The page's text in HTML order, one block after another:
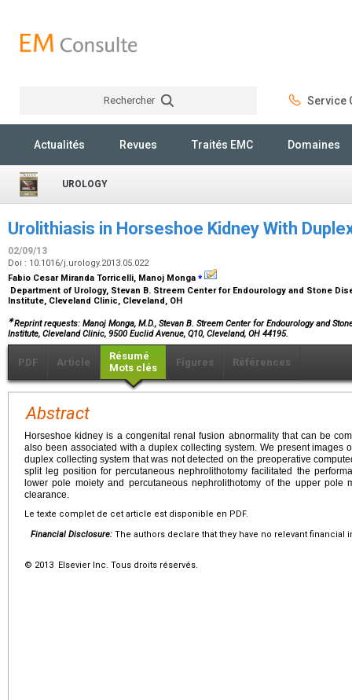
Rechercher Service
Actualités Revues Traités EMC Domaines
UROLOGY
Urolithiasis in Horseshoe Kidney With
02/09/13
Doi : 10.1016/j.urology.2013.05.022
Fabio Cesar Miranda Torricelli, Manoj Monga ⁎
Department of Urology, Stevan B. Streem Center for Endourology and Stone
Institute, Cleveland Clinic, Cleveland, OH
∗Reprint requests: Manoj Monga, M.D., Stevan B. Streem Center for Endourology and
Institute, Cleveland Clinic, 9500 Euclid Avenue, Q10, Cleveland, OH 44195.
PDF Article
Résumé
Mots clés
Figures Références
Abstract
Horseshoe kidney is a congenital renal fusion abnormality that can be
also been associated with a duplex collecting system. We present images
duplex collecting system that was not detected on the preoperative
split leg position for percutaneous nephrolithotomy facilitated the
lower pole moiety and percutaneous nephrolithotomy of the upper pole
clearance.
Le texte complet de cet article est disponible en PDF.
Financial Disclosure: The authors declare that they have no relevant financial
© 2013 Elsevier Inc. Tous droits réservés.